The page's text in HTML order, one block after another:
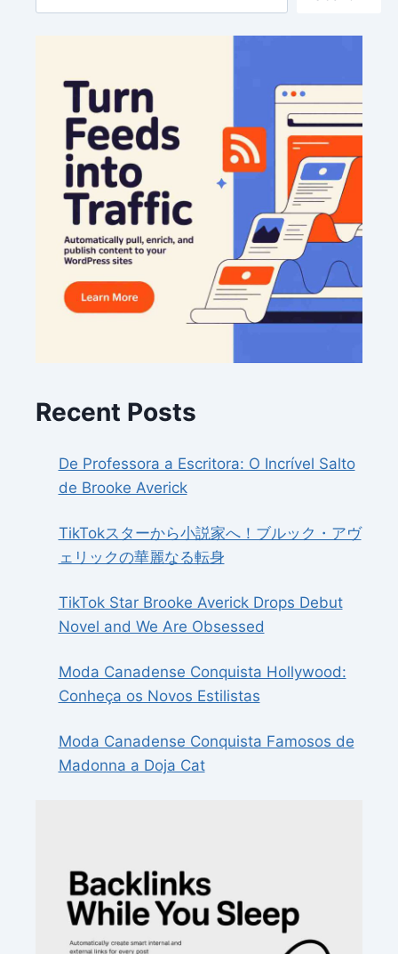
Recent Posts
De Professora a Escritora: O Incrível Salto
de Brooke Averick
TikTokスターから小説家へ！ブルック・アヴ
ェリックの華麗なる転身
TikTok Star Brooke Averick Drops Debut
Novel and We Are Obsessed
Moda Canadense Conquista Hollywood:
Conheça os Novos Estilistas
Moda Canadense Conquista Famosos de
Madonna a Doja Cat